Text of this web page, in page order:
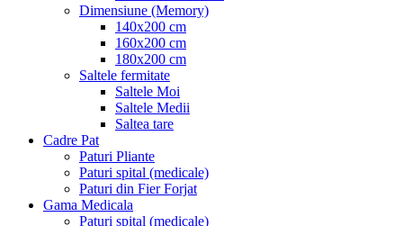
Dimensiune (Memory)
140x200 cm
160x200 cm
180x200 cm
Saltele fermitate
Saltele Moi
Saltele Medii
Saltea tare
Cadre Pat
Paturi Pliante
Paturi spital (medicale)
Paturi din Fier Forjat
Gama Medicala
Paturi spital (medicale)